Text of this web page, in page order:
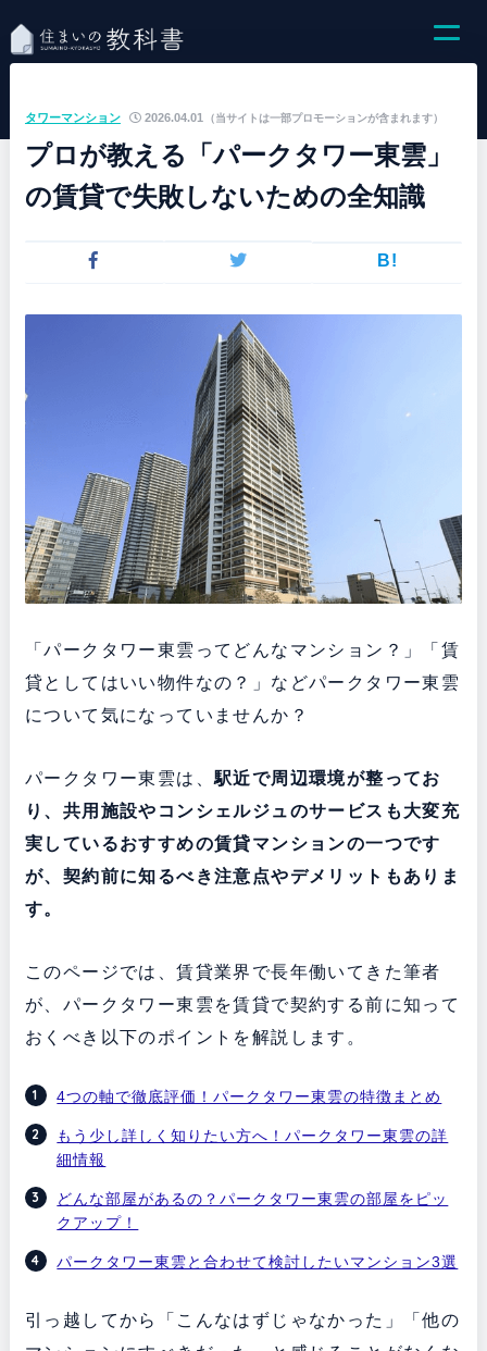
（当サイトは一部プロモーションが含まれます）
タワーマンション 2026.04.01
プロが教える「パークタワー東雲」
の賃貸で失敗しないための全知識
B!
「パークタワー東雲ってどんなマンション？」「賃
貸としてはいい物件なの？」などパークタワー東雲
について気になっていませんか？
パークタワー東雲は、駅近で周辺環境が整ってお
り、共用施設やコンシェルジュのサービスも大変充
実しているおすすめの賃貸マンションの一つです
が、契約前に知るべき注意点やデメリットもありま
す。
このページでは、賃貸業界で長年働いてきた筆者
が、パークタワー東雲を賃貸で契約する前に知って
おくべき以下のポイントを解説します。
4つの軸で徹底評価！パークタワー東雲の特徴まとめ
もう少し詳しく知りたい方へ！パークタワー東雲の詳
細情報
どんな部屋があるの？パークタワー東雲の部屋をピッ
クアップ！
パークタワー東雲と合わせて検討したいマンション3選
引っ越してから「こんなはずじゃなかった」「他の